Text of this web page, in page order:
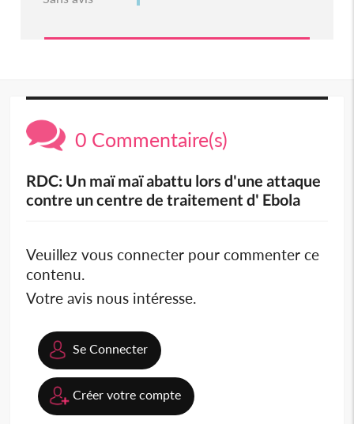
0 Commentaire(s)
RDC: Un maï maï abattu lors d'une attaque
contre un centre de traitement d' Ebola
Veuillez vous connecter pour commenter ce
contenu.
Votre avis nous intéresse.
Se Connecter
Créer votre compte